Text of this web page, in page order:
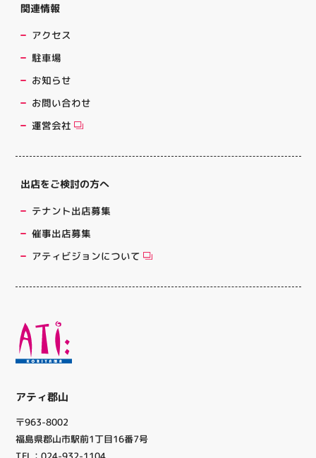
アティ郡山
〒963-8002
福島県郡山市駅前1丁目16番7号
関連情報
アクセス
駐車場
お知らせ
お問い合わせ
運営会社
出店をご検討の方へ
テナント出店募集
催事出店募集
アティビジョンについて